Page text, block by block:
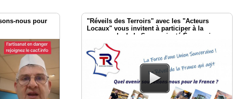
nous pour
"Réveils des Terroirs" avec les "Acteurs
Locaux" vous invitent à participer à la
sauvegarde de la Souveraineté Économique
et Alimentaire de votre Territoire